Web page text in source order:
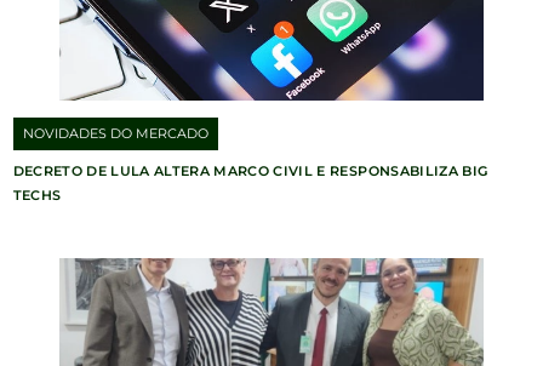
NOVIDADES DO MERCADO
DECRETO DE LULA ALTERA MARCO CIVIL E RESPONSABILIZA BIG
TECHS